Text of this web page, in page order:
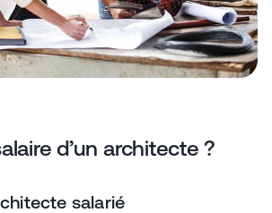
d’un architecte ?
salarié